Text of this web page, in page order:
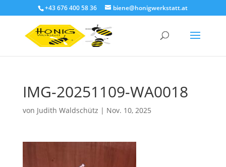
+43 676 400 58 36 biene@honigwerkstatt.at
IMG-20251109-WA0018
von Judith Waldschütz | Nov. 10, 2025